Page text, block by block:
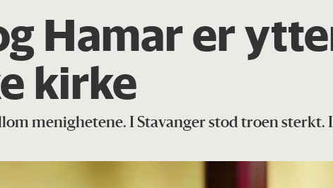
Hamar er
kirke
menighetene. I Stavanger stod troen sterkt.